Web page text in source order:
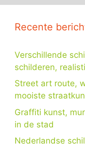
Recente
Verschillende
schilderen,
Street art route,
mooiste
Graffiti kunst,
in de stad
Nederlandse